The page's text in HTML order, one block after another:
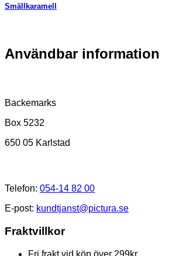
Smällkaramell
Användbar information
Backemarks
Box 5232
650 05 Karlstad
Telefon: 054-14 82 00
E-post: kundtjanst@pictura.se
Fraktvillkor
Fri frakt vid köp över 299kr